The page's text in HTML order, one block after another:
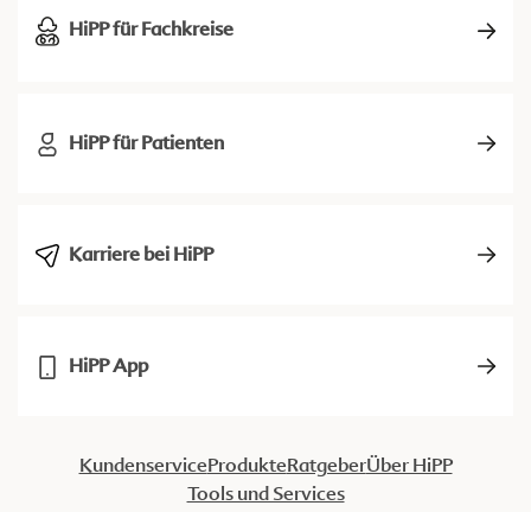
HiPP für Fachkreise
HiPP für Patienten
Karriere bei HiPP
HiPP App
KundenserviceProdukteRatgeberÜber HiPP
Tools und Services